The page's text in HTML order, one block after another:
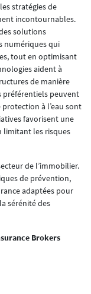
stratégies de
incontournables.
solutions
numériques qui
tout en optimisant
aident à
de manière
préférentiels peuvent
à l’eau sont
favorisent une
limitant les risques
de l’immobilier.
de prévention,
adaptées pour
sérénité des
Brokers